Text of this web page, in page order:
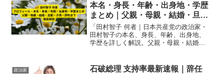
本名・身長・年齢・出身地・学歴
まとめ｜父親・母親・結婚・旦
那・子供・評判まで徹底解説
「田村智子 何者｜日本共産党の政治家・
田村智子の本名、身長、年齢、出身地、
学歴を詳しく解説。父親・母親・結婚・
全プロフィールを紹介します。」
政治家
石破総理 支持率最新速報｜辞任